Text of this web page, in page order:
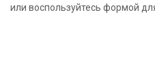
или воспользуйтесь формой